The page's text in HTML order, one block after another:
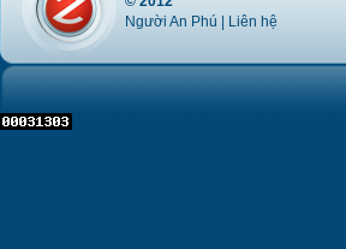
Người An Phú | Liên hệ